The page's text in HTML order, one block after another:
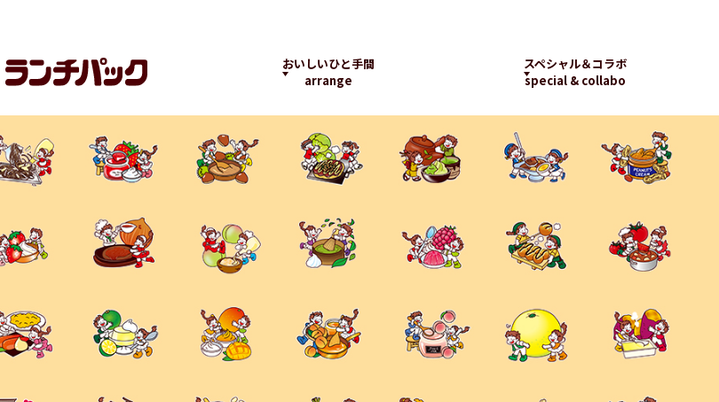
よくばりPACK 贅沢ランチパック パッケージギャラリー
ランチパックヒストリ
おいしいひと手間
arrange
ランチパックの
楽しみ方
スペシャル＆コラボ
special & collabo
新着コラボ